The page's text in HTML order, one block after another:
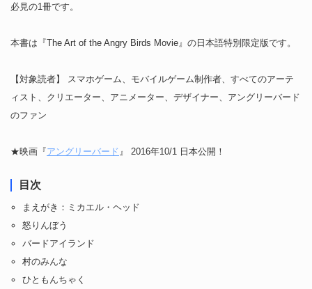
必見の1冊です。
本書は『The Art of the Angry Birds Movie』の日本語特別限定版です。
【対象読者】 スマホゲーム、モバイルゲーム制作者、すべてのアーテ
ィスト、クリエーター、アニメーター、デザイナー、アングリーバード
のファン
★映画『アングリーバード 』 2016年10/1 日本公開！
目次
まえがき：ミカエル・ヘッド
怒りんぼう
バードアイランド
村のみんな
ひともんちゃく